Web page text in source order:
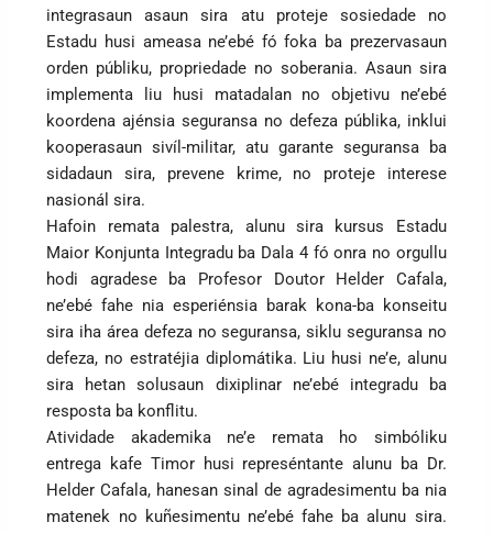
integrasaun asaun sira atu proteje sosiedade no
Estadu husi ameasa ne’ebé fó foka ba prezervasaun
orden públiku, propriedade no soberania. Asaun sira
implementa liu husi matadalan no objetivu ne’ebé
koordena ajénsia seguransa no defeza públika, inklui
kooperasaun sivíl-militar, atu garante seguransa ba
sidadaun sira, prevene krime, no proteje interese
nasionál sira.
Hafoin remata palestra, alunu sira kursus Estadu
Maior Konjunta Integradu ba Dala 4 fó onra no orgullu
hodi agradese ba Profesor Doutor Helder Cafala,
ne’ebé fahe nia esperiénsia barak kona-ba konseitu
sira iha área defeza no seguransa, siklu seguransa no
defeza, no estratéjia diplomátika. Liu husi ne’e, alunu
sira hetan solusaun dixiplinar ne’ebé integradu ba
resposta ba konflitu.
Atividade akademika ne’e remata ho simbóliku
entrega kafe Timor husi represéntante alunu ba Dr.
Helder Cafala, hanesan sinal de agradesimentu ba nia
matenek no kuñesimentu ne’ebé fahe ba alunu sira.